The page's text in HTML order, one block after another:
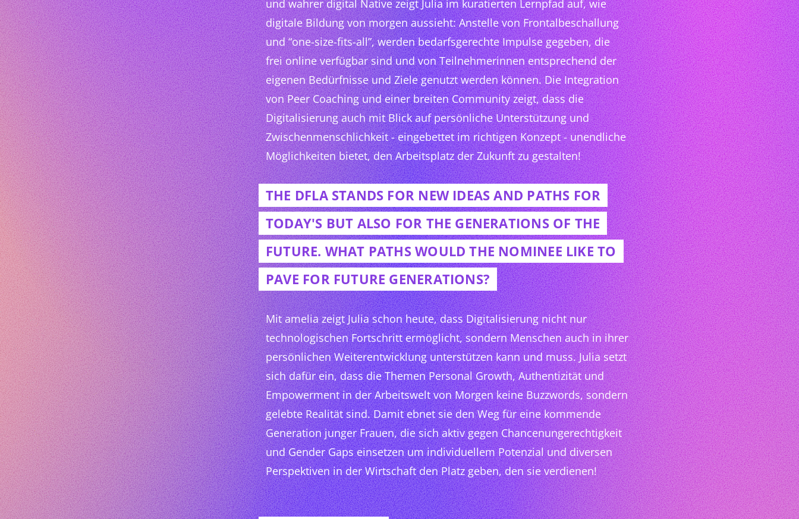
und wahrer digital Native zeigt Julia im kuratierten Lernpfad auf, wie
digitale Bildung von morgen aussieht: Anstelle von Frontalbeschallung
und “one-size-fits-all”, werden bedarfsgerechte Impulse gegeben, die
frei online verfügbar sind und von Teilnehmerinnen entsprechend der
eigenen Bedürfnisse und Ziele genutzt werden können. Die Integration
von Peer Coaching und einer breiten Community zeigt, dass die
Digitalisierung auch mit Blick auf persönliche Unterstützung und
Zwischenmenschlichkeit - eingebettet im richtigen Konzept - unendliche
Möglichkeiten bietet, den Arbeitsplatz der Zukunft zu gestalten!
THE DFLA STANDS FOR NEW IDEAS AND PATHS FOR
TODAY'S BUT ALSO FOR THE GENERATIONS OF THE
FUTURE. WHAT PATHS WOULD THE NOMINEE LIKE TO
PAVE FOR FUTURE GENERATIONS?
Mit amelia zeigt Julia schon heute, dass Digitalisierung nicht nur
technologischen Fortschritt ermöglicht, sondern Menschen auch in ihrer
persönlichen Weiterentwicklung unterstützen kann und muss. Julia setzt
sich dafür ein, dass die Themen Personal Growth, Authentizität und
Empowerment in der Arbeitswelt von Morgen keine Buzzwords, sondern
gelebte Realität sind. Damit ebnet sie den Weg für eine kommende
Generation junger Frauen, die sich aktiv gegen Chancenungerechtigkeit
und Gender Gaps einsetzen um individuellem Potenzial und diversen
Perspektiven in der Wirtschaft den Platz geben, den sie verdienen!